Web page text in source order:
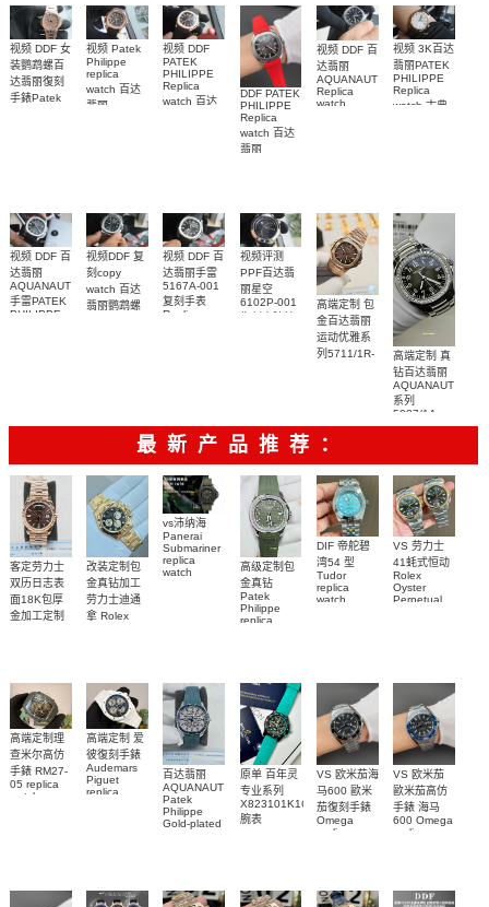
011復刻手錶
腕表
001包金真
钻 腕表
腕表
视频 DDF 女
装鹦鹉螺百
达翡丽復刻
手錶Patek
视频 Patek
Philippe
replica
watch 百达
翡丽
视频 DDF
PATEK
PHILIPPE
Replica
watch 百达
DDF PATEK
PHILIPPE
Replica
watch 百达
翡丽
表錶
视频 DDF 百
达翡丽
AQUANAUT
Replica
watch
视频 3K百达
翡丽PATEK
PHILIPPE
Replica
watch 古典
视频 DDF 百
达翡丽
AQUANAUT
手雷PATEK
PHILIPPE
视频DDF 复
刻copy
watch 百达
翡丽鹦鹉螺
视频 DDF 百
达翡丽手雷
5167A-001
复刻手表
Replica
视频评测
PPF百达翡
丽星空
6102P-001
高端定制 包
金百达翡丽
运动优雅系
列5711/1R-
高端定制 真
钻百达翡丽
AQUANAUT
系列
5087/1A-
001 女士手
最新产品推荐：
客定劳力士
双历日志表
面18K包厚
金加工定制
watch
改装定制包
金真钻加工
劳力士迪通
拿 Rolex
diamonds
m126508-
0003腕表
vs沛纳海
Panerai
Submariner
replica
watch
高级定制包
金真钻
Patek
Philippe
replica
011復刻手錶
腕表
DIF 帝舵碧
湾54 型
Tudor
replica
watch
VS 劳力士
41蚝式恒动
Rolex
Oyster
Perpetual
高端定制理
查米尔高仿
手錶 RM27-
05 replica
watch
高端定制 爱
彼復刻手錶
Audemars
Piguet
replica
26579CB.OO.1225CB.01
百达翡丽
AQUANAUT
Patek
Philippe
Gold-plated
001包金真
原单 百年灵
专业系列
X823101K1C1S1
腕表
VS 欧米茄海
马600 歐米
茄復刻手錶
Omega
replica
VS 欧米茄
歐米茄高仿
手錶 海马
600 Omega
replica